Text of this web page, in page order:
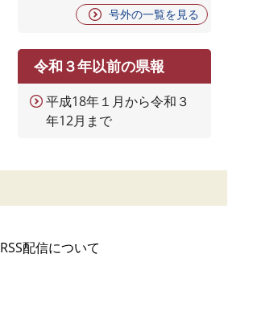
号外の一覧を見る
令和３年以前の県報
平成18年１月から令和３
年12月まで
RSS配信について